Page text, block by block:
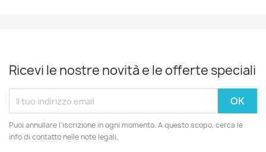
Ricevi le nostre novità e le offerte speciali
Puoi annullare l'iscrizione in ogni momento. A questo scopo, cerca le
info di contatto nelle note legali.